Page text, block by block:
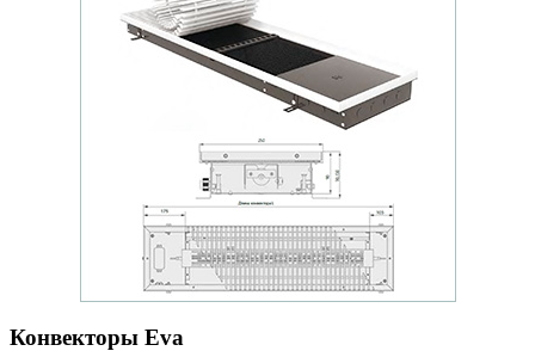
Конвекторы Eva